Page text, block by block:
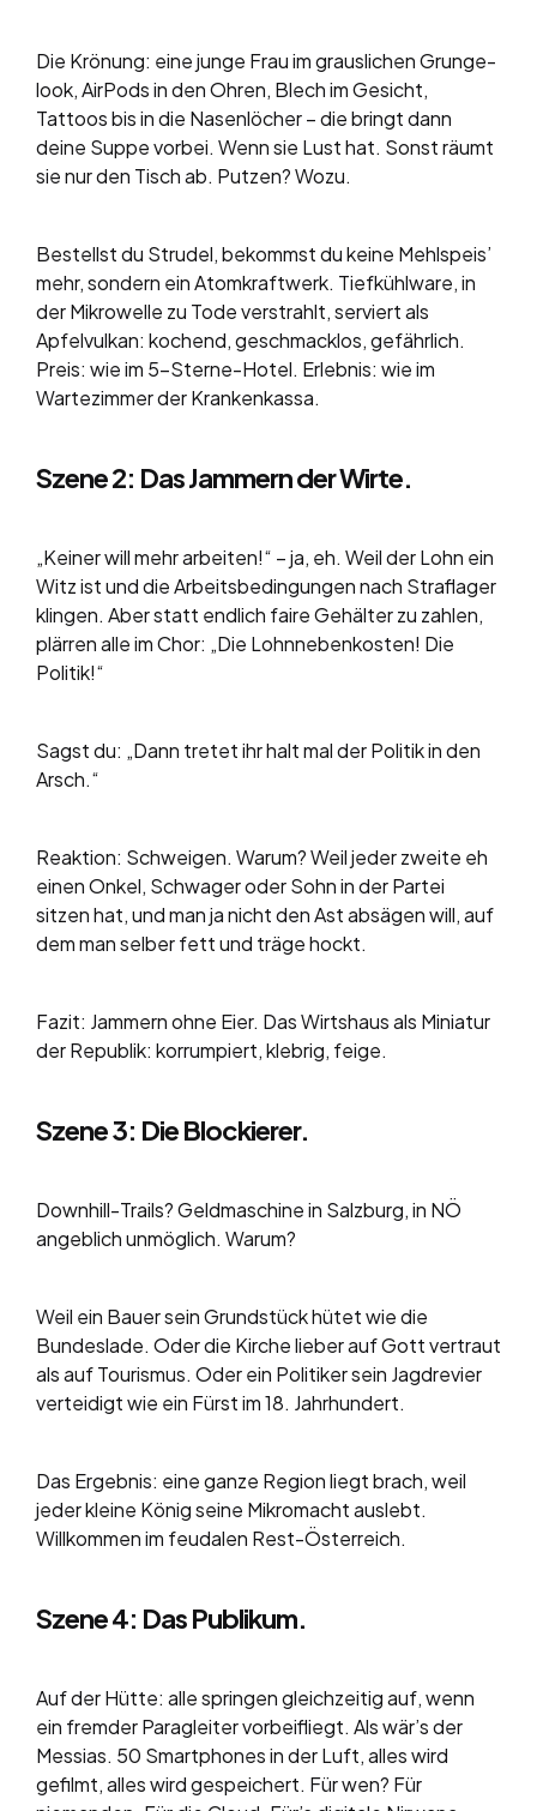
Die Krönung: eine junge Frau im grauslichen Grunge-
look, AirPods in den Ohren, Blech im Gesicht,
Tattoos bis in die Nasenlöcher – die bringt dann
deine Suppe vorbei. Wenn sie Lust hat. Sonst räumt
sie nur den Tisch ab. Putzen? Wozu.
Bestellst du Strudel, bekommst du keine Mehlspeis’
mehr, sondern ein Atomkraftwerk. Tiefkühlware, in
der Mikrowelle zu Tode verstrahlt, serviert als
Apfelvulkan: kochend, geschmacklos, gefährlich.
Preis: wie im 5-Sterne-Hotel. Erlebnis: wie im
Wartezimmer der Krankenkassa.
Szene 2: Das Jammern der Wirte.
„Keiner will mehr arbeiten!“ – ja, eh. Weil der Lohn ein
Witz ist und die Arbeitsbedingungen nach Straflager
klingen. Aber statt endlich faire Gehälter zu zahlen,
plärren alle im Chor: „Die Lohnnebenkosten! Die
Politik!“
Sagst du: „Dann tretet ihr halt mal der Politik in den
Arsch.“
Reaktion: Schweigen. Warum? Weil jeder zweite eh
einen Onkel, Schwager oder Sohn in der Partei
sitzen hat, und man ja nicht den Ast absägen will, auf
dem man selber fett und träge hockt.
Fazit: Jammern ohne Eier. Das Wirtshaus als Miniatur
der Republik: korrumpiert, klebrig, feige.
Szene 3: Die Blockierer.
Downhill-Trails? Geldmaschine in Salzburg, in NÖ
angeblich unmöglich. Warum?
Weil ein Bauer sein Grundstück hütet wie die
Bundeslade. Oder die Kirche lieber auf Gott vertraut
als auf Tourismus. Oder ein Politiker sein Jagdrevier
verteidigt wie ein Fürst im 18. Jahrhundert.
Das Ergebnis: eine ganze Region liegt brach, weil
jeder kleine König seine Mikromacht auslebt.
Willkommen im feudalen Rest-Österreich.
Szene 4: Das Publikum.
Auf der Hütte: alle springen gleichzeitig auf, wenn
ein fremder Paragleiter vorbeifliegt. Als wär’s der
Messias. 50 Smartphones in der Luft, alles wird
gefilmt, alles wird gespeichert. Für wen? Für